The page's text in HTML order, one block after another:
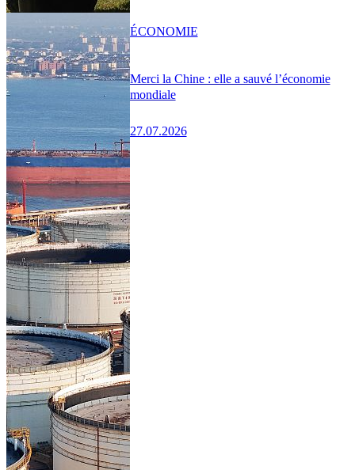
Merci la Chine : elle a sauvé l’économie
mondiale
27.07.2026
ÉCONOMIE